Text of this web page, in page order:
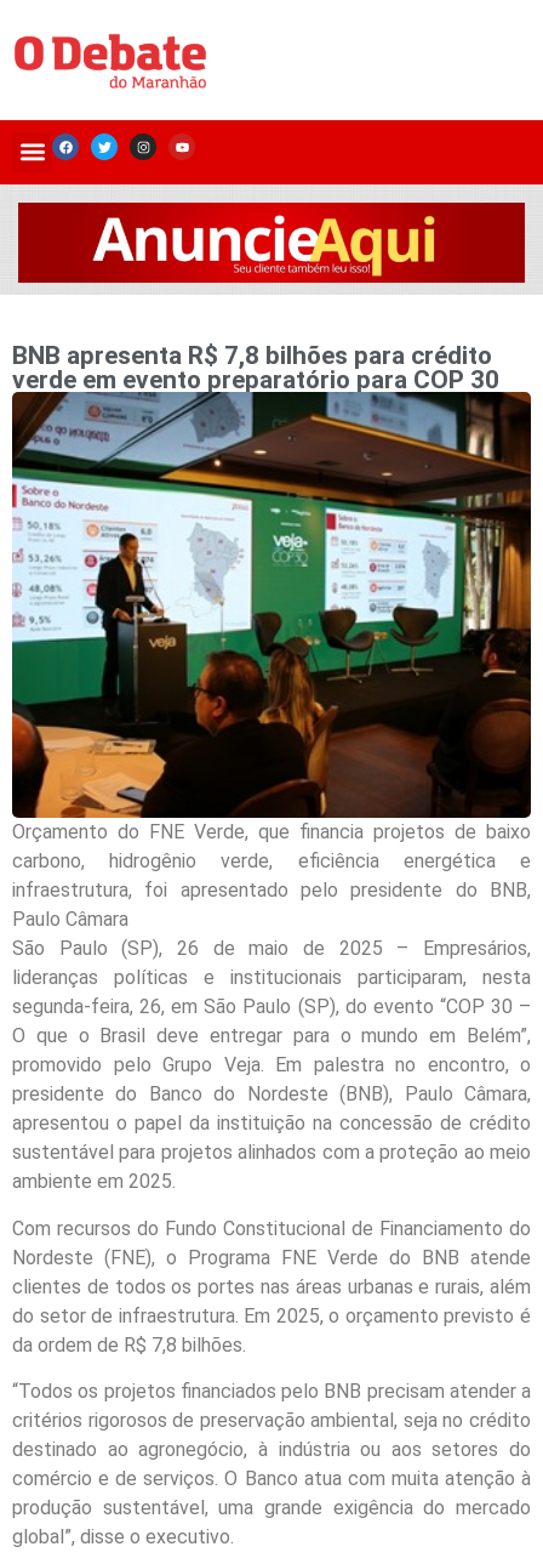
BNB apresenta R$ 7,8 bilhões para crédito
verde em evento preparatório para COP 30
Orçamento do FNE Verde, que financia projetos de baixo
carbono, hidrogênio verde, eficiência energética e
infraestrutura, foi apresentado pelo presidente do BNB,
Paulo Câmara
São Paulo (SP), 26 de maio de 2025 – Empresários,
lideranças políticas e institucionais participaram, nesta
segunda-feira, 26, em São Paulo (SP), do evento “COP 30 –
O que o Brasil deve entregar para o mundo em Belém”,
promovido pelo Grupo Veja. Em palestra no encontro, o
presidente do Banco do Nordeste (BNB), Paulo Câmara,
apresentou o papel da instituição na concessão de crédito
sustentável para projetos alinhados com a proteção ao meio
ambiente em 2025.
Com recursos do Fundo Constitucional de Financiamento do
Nordeste (FNE), o Programa FNE Verde do BNB atende
clientes de todos os portes nas áreas urbanas e rurais, além
do setor de infraestrutura. Em 2025, o orçamento previsto é
da ordem de R$ 7,8 bilhões.
“Todos os projetos financiados pelo BNB precisam atender a
critérios rigorosos de preservação ambiental, seja no crédito
destinado ao agronegócio, à indústria ou aos setores do
comércio e de serviços. O Banco atua com muita atenção à
produção sustentável, uma grande exigência do mercado
global”, disse o executivo.